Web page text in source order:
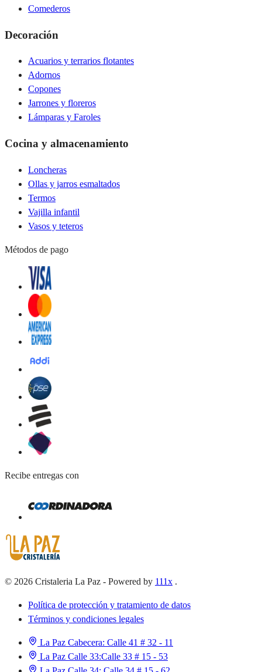
Comederos
Decoración
Acuarios y terrarios flotantes
Adornos
Copones
Jarrones y floreros
Lámparas y Faroles
Cocina y almacenamiento
Loncheras
Ollas y jarros esmaltados
Termos
Vajilla infantil
Vasos y teteros
Métodos de pago
Recibe entregas con
© 2026 Cristaleria La Paz - Powered by 111x .
Política de protección y tratamiento de datos
Términos y condiciones legales
La Paz Cabecera: Calle 41 # 32 - 11
La Paz Calle 33:Calle 33 # 15 - 53